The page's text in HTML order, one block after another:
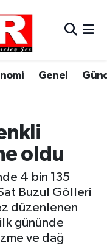
Genel
oldu
4 bin 135
Buzul Gölleri
düzenlenen
gününde
ve dağ